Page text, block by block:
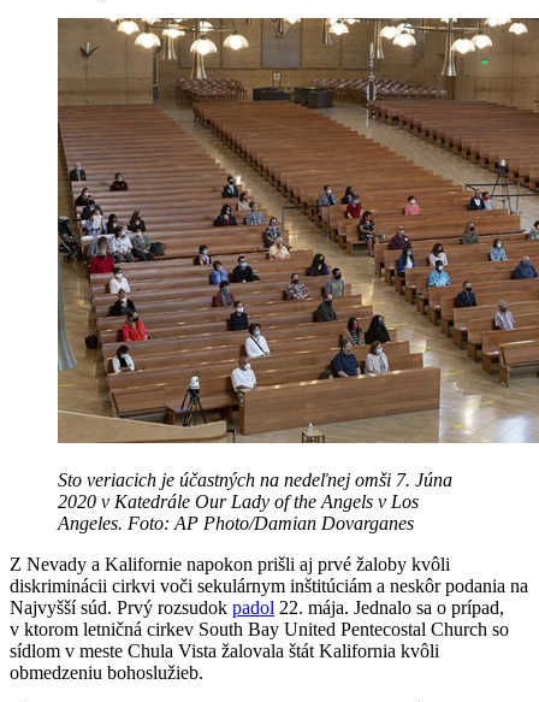
Sto veriacich je účastných na nedeľnej omši 7. Júna
2020 v Katedrále Our Lady of the Angels v Los
Angeles. Foto: AP Photo/Damian Dovarganes
Z Nevady a Kalifornie napokon prišli aj prvé žaloby kvôli
diskriminácii cirkvi voči sekulárnym inštitúciám a neskôr podania na
Najvyšší súd. Prvý rozsudok padol 22. mája. Jednalo sa o prípad,
v ktorom letničná cirkev South Bay United Pentecostal Church so
sídlom v meste Chula Vista žalovala štát Kalifornia kvôli
obmedzeniu bohoslužieb.